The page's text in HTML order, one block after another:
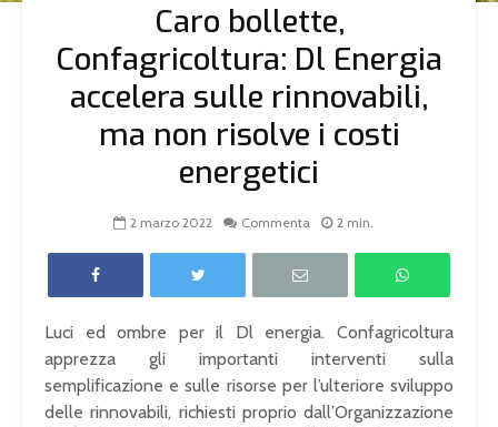
Caro bollette,
Confagricoltura: Dl Energia
accelera sulle rinnovabili,
ma non risolve i costi
energetici
2 marzo 2022 Commenta 2 min.
Luci ed ombre per il Dl energia. Confagricoltura
apprezza gli importanti interventi sulla
semplificazione e sulle risorse per l’ulteriore sviluppo
delle rinnovabili, richiesti proprio dall’Organizzazione